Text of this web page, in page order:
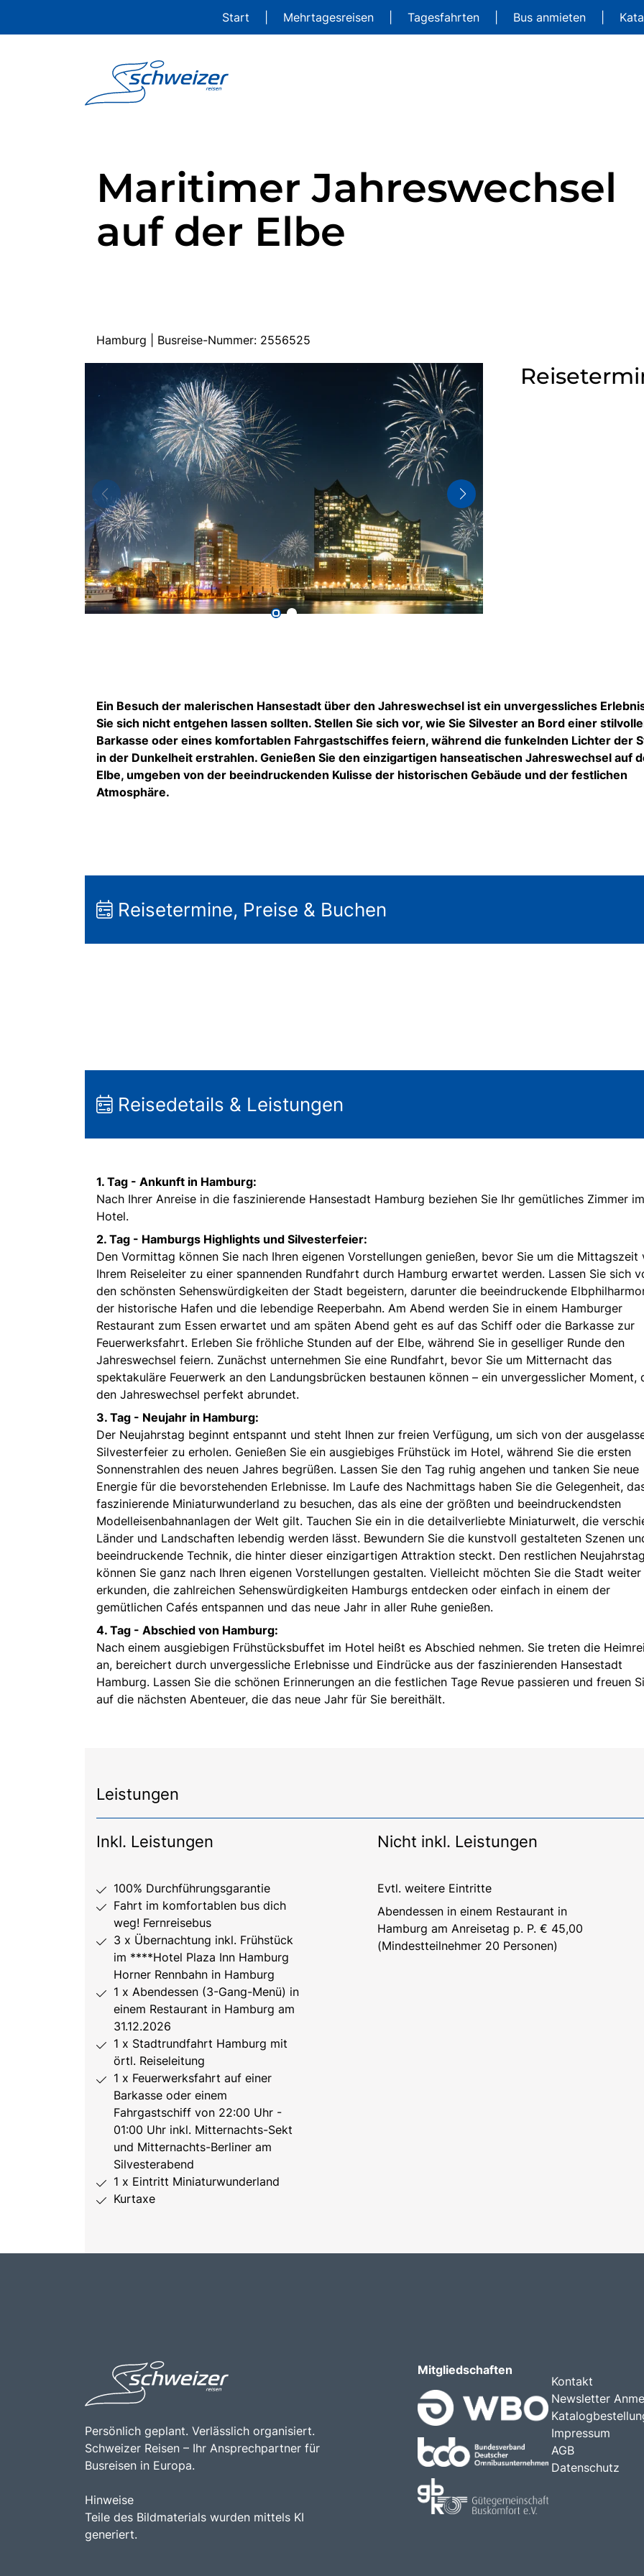
Start Mehrtagesreisen Tagesfahrten Bus anmieten
Maritimer Jahreswechsel
auf der Elbe
Hamburg | Busreise-Nummer: 2556525
Ein Besuch der malerischen Hansestadt über den Jahreswechsel ist ein unvergessliches
Sie sich nicht entgehen lassen sollten. Stellen Sie sich vor, wie Sie Silvester an Bord einer
Barkasse oder eines komfortablen Fahrgastschiffes feiern, während die funkelnden Lichter der
in der Dunkelheit erstrahlen. Genießen Sie den einzigartigen hanseatischen Jahreswechsel auf
Elbe, umgeben von der beeindruckenden Kulisse der historischen Gebäude und der festlichen
Atmosphäre.
Reisetermine, Preise & Buchen
Reisedetails & Leistungen
1. Tag - Ankunft in Hamburg:
Nach Ihrer Anreise in die faszinierende Hansestadt Hamburg beziehen Sie Ihr gemütliches Zimmer im
Hotel.
2. Tag - Hamburgs Highlights und Silvesterfeier:
Den Vormittag können Sie nach Ihren eigenen Vorstellungen genießen, bevor Sie um die Mittagszeit
Ihrem Reiseleiter zu einer spannenden Rundfahrt durch Hamburg erwartet werden. Lassen Sie sich
den schönsten Sehenswürdigkeiten der Stadt begeistern, darunter die beeindruckende
der historische Hafen und die lebendige Reeperbahn. Am Abend werden Sie in einem Hamburger
Restaurant zum Essen erwartet und am späten Abend geht es auf das Schiff oder die Barkasse zur
Feuerwerksfahrt. Erleben Sie fröhliche Stunden auf der Elbe, während Sie in geselliger Runde den
Jahreswechsel feiern. Zunächst unternehmen Sie eine Rundfahrt, bevor Sie um Mitternacht das
spektakuläre Feuerwerk an den Landungsbrücken bestaunen können – ein unvergesslicher Moment,
den Jahreswechsel perfekt abrundet.
3. Tag - Neujahr in Hamburg:
Der Neujahrstag beginnt entspannt und steht Ihnen zur freien Verfügung, um sich von der
Silvesterfeier zu erholen. Genießen Sie ein ausgiebiges Frühstück im Hotel, während Sie die ersten
Sonnenstrahlen des neuen Jahres begrüßen. Lassen Sie den Tag ruhig angehen und tanken Sie neue
Energie für die bevorstehenden Erlebnisse. Im Laufe des Nachmittags haben Sie die Gelegenheit,
faszinierende Miniaturwunderland zu besuchen, das als eine der größten und beeindruckendsten
Modelleisenbahnanlagen der Welt gilt. Tauchen Sie ein in die detailverliebte Miniaturwelt, die
Länder und Landschaften lebendig werden lässt. Bewundern Sie die kunstvoll gestalteten Szenen
beeindruckende Technik, die hinter dieser einzigartigen Attraktion steckt. Den restlichen Neujahrstag
können Sie ganz nach Ihren eigenen Vorstellungen gestalten. Vielleicht möchten Sie die Stadt weiter
erkunden, die zahlreichen Sehenswürdigkeiten Hamburgs entdecken oder einfach in einem der
gemütlichen Cafés entspannen und das neue Jahr in aller Ruhe genießen.
4. Tag - Abschied von Hamburg:
Nach einem ausgiebigen Frühstücksbuffet im Hotel heißt es Abschied nehmen. Sie treten die
an, bereichert durch unvergessliche Erlebnisse und Eindrücke aus der faszinierenden Hansestadt
Hamburg. Lassen Sie die schönen Erinnerungen an die festlichen Tage Revue passieren und freuen
auf die nächsten Abenteuer, die das neue Jahr für Sie bereithält.
Leistungen
Inkl. Leistungen
100% Durchführungsgarantie
Fahrt im komfortablen bus dich
weg! Fernreisebus
3 x Übernachtung inkl. Frühstück
im ****Hotel Plaza Inn Hamburg
Horner Rennbahn in Hamburg
1 x Abendessen (3-Gang-Menü) in
einem Restaurant in Hamburg am
31.12.2026
1 x Stadtrundfahrt Hamburg mit
örtl. Reiseleitung
1 x Feuerwerksfahrt auf einer
Barkasse oder einem
Fahrgastschiff von 22:00 Uhr -
01:00 Uhr inkl. Mitternachts-Sekt
und Mitternachts-Berliner am
Silvesterabend
1 x Eintritt Miniaturwunderland
Kurtaxe
Nicht inkl. Leistungen
Evtl. weitere Eintritte
Abendessen in einem Restaurant in
Hamburg am Anreisetag p. P. € 45,00
(Mindestteilnehmer 20 Personen)
Persönlich geplant. Verlässlich organisiert.
Schweizer Reisen – Ihr Ansprechpartner für
Busreisen in Europa.
Hinweise
Teile des Bildmaterials wurden mittels KI
generiert.
Mitgliedschaften
Kontakt
Newsletter
Impressum
AGB
Datenschutz